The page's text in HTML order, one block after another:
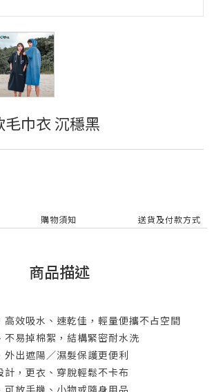
巾衣 沉穩黑
購物須知 送貨及付款方式
商品描述
高效吸水、速乾佳，輕量便攜不占空間
不易掉棉絮，結構緊密耐水洗
外出遮陽／濕髮保護更便利
計，更衣、穿脫輕鬆不卡布
可放手機、小物或隨身用品